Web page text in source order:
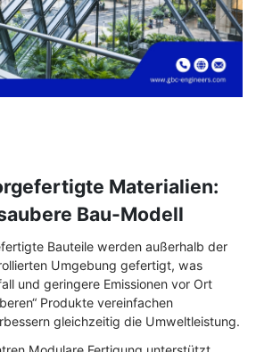
Materialien:
Bau-Modell
Bauteile werden außerhalb der
Umgebung gefertigt, was
und geringere Emissionen vor Ort
Produkte vereinfachen
gleichzeitig die Umweltleistung.